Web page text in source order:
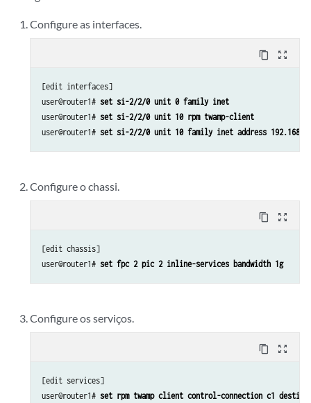
Configure as interfaces.
content_copy zoom_out_map
[edit interfaces]
user@router1# set si-2/2/0 unit 0 family inet
user@router1# set si-2/2/0 unit 10 rpm twamp-client
user@router1# set si-2/2/0 unit 10 family inet address
Configure o chassi.
content_copy zoom_out_map
[edit chassis]
user@router1# set fpc 2 pic 2 inline-services bandwidth 1g
Configure os serviços.
content_copy zoom_out_map
[edit services]
user@router1# set rpm twamp client control-connection c1